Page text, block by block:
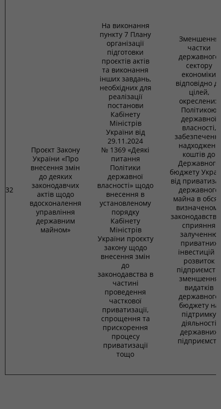
32
Проєкт Закону
України «Про
внесення змін
до деяких
законодавчих
актів щодо
вдосконалення
управління
державним
майном»
На виконання
пункту 7 Плану
організації
підготовки
проєктів актів
та виконання
інших завдань,
необхідних для
реалізації
постанови
Кабінету
Міністрів
України від
29.11.2024
№ 1369 «Деякі
питання
Політики
державної
власності» щодо
внесення в
установленому
порядку
Кабінету
Міністрів
України проєкту
закону щодо
внесення змін
до
законодавства в
частині
проведення
часткової
приватизації,
спрощення та
прискорення
процесу
приватизації
тощо
Зменшення
частки
державного
сектору
економіки
відповідно
цілей,
окреслених
Політикою
державної
власності,
надходжень
коштів до
Державного
бюджету
від
державного
майна в
визначеному
сприяння
залученню
приватних
інвестицій у
розвиток
підприємств,
зменшення
видатків
державного
бюджету на
підтримку
діяльності
державних
підприємств